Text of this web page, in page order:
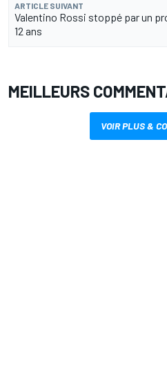
ARTICLE SUIVANT
Valentino Rossi stoppé par un
12 ans
MEILLEURS
VOIR PLUS &